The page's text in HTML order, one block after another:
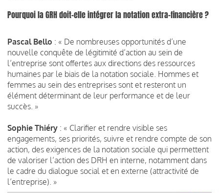
Pourquoi la GRH doit-elle intégrer la notation extra-financière ?
Pascal Bello : « De nombreuses opportunités d’une
nouvelle conquête de légitimité d’action au sein de
l’entreprise sont offertes aux directions des ressources
humaines par le biais de la notation sociale. Hommes et
femmes au sein des entreprises sont et resteront un
élément déterminant de leur performance et de leur
succès. »
Sophie Thiéry : « Clarifier et rendre visible ses
engagements, ses priorités, suivre et rendre compte de son
action, des exigences de la notation sociale qui permettent
de valoriser l’action des DRH en interne, notamment dans
le cadre du dialogue social et en externe (attractivité de
l’entreprise). »